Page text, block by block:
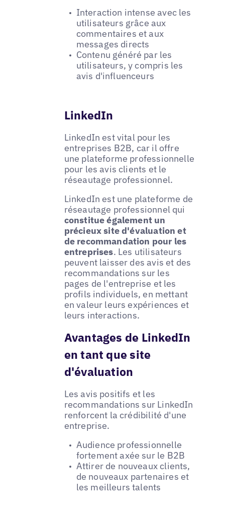
Interaction intense avec les
utilisateurs grâce aux
commentaires et aux
messages directs
Contenu généré par les
utilisateurs, y compris les
avis d'influenceurs
LinkedIn
LinkedIn est vital pour les
entreprises B2B, car il offre
une plateforme professionnelle
pour les avis clients et le
réseautage professionnel.
LinkedIn est une plateforme de
réseautage professionnel qui
constitue également un
précieux site d'évaluation et
de recommandation pour les
entreprises. Les utilisateurs
peuvent laisser des avis et des
recommandations sur les
pages de l'entreprise et les
profils individuels, en mettant
en valeur leurs expériences et
leurs interactions.
Avantages de LinkedIn
en tant que site
d'évaluation
Les avis positifs et les
recommandations sur LinkedIn
renforcent la crédibilité d'une
entreprise.
Audience professionnelle
fortement axée sur le B2B
Attirer de nouveaux clients,
de nouveaux partenaires et
les meilleurs talents